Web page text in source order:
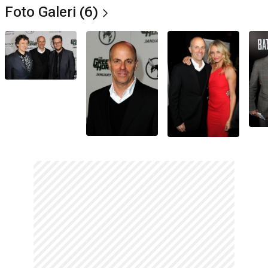
*Bu alandaki içerikler genel bilgi vermek amacıyla sunulur. Doğruluğu ve
güncelliği garanti edilmemektedir. (3.08.2026)
Foto Galeri (6)